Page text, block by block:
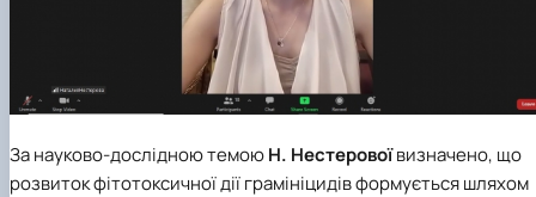
За науково-дослідною темоюН. Нестеровоївизначено, що
розвиток фітотоксичної дії грамініцидів формується шляхом